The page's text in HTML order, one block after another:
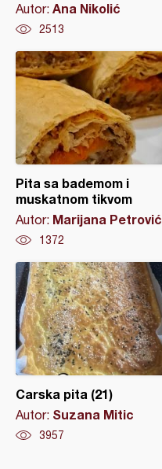
Autor: Ana Nikolić
2513
Pita sa bademom i
muskatnom tikvom
Autor: Marijana Petrović
1372
Carska pita (21)
Autor: Suzana Mitic
3957